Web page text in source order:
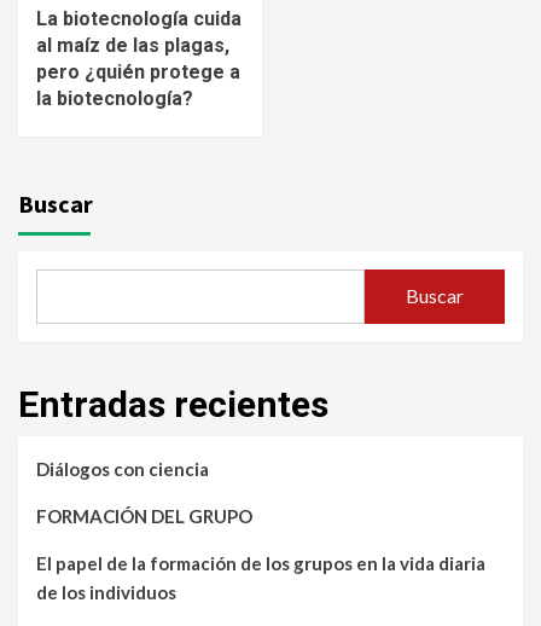
La biotecnología cuida
al maíz de las plagas,
pero ¿quién protege a
la biotecnología?
Buscar
Buscar
Entradas recientes
Diálogos con ciencia
FORMACIÓN DEL GRUPO
El papel de la formación de los grupos en la vida diaria
de los individuos